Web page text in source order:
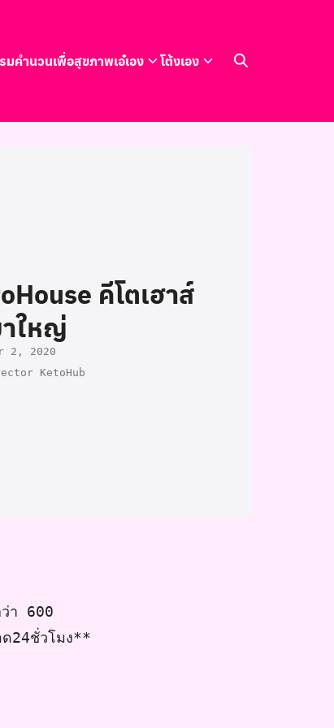
มคำนวนเพื่อสุขภาพเอ๋เอง โต้งเอง
คีโตเฮาส์
ใหญ่
2, 2020
KetoHub
า 600
24ชั่วโมง**